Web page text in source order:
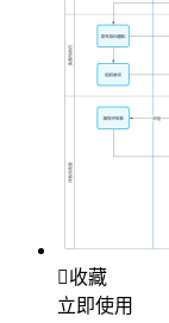
收藏
立即使用